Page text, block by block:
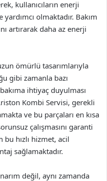
kullanıcıların enerji
olmaktadır. Bakım
artırarak daha az enerji
ömürlü tasarımlarıyla
gibi zamanla bazı
ihtiyaç duyulması
Kombi Servisi, gerekli
ve bu parçaları en kısa
çalışmasını garanti
hızlı hizmet, acil
sağlamaktadır.
değil, aynı zamanda